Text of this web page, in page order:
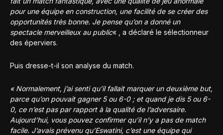
pour une équipe en construction, une facilité de se créer des
opportunités très bonne. Je pense qu’on a donné un
spectacle merveilleux au public« , a déclaré le sélectionneur
des éperviers.
Puis dresse-t-il son analyse du match.
« Normalement, j’ai senti qu’il fallait marquer un deuxième but,
parce qu’on pouvait gagner 5 ou 6-0 ; et quand je dis 5 ou 6-
0, ce n’est pas par rapport à la qualité de l’adversaire.
Aujourd’hui, vous pouvez confirmer qu’il n’y a pas de match
facile. J’avais prévenu qu’Eswatini, c’est une équipe qui